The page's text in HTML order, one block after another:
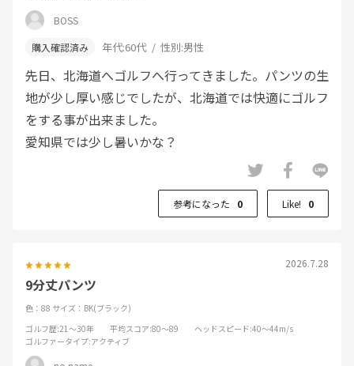
BOSS
年代:60代 性別:男性
先日、北海道へゴルフへ行ってきました。パンツの生
地が少し厚い感じでしたが、北海道では快適にゴルフ
をする事が出来ました。
愛知県では少し暑いかな？
参考になった 0 Like! 0
2026.7.28
9分丈パンツ
色：88 サイズ：BK(ブラック)
ゴルフ歴:21～30年 平均スコア:80～89 ヘッドスピード:40～44m/s
ゴルファータイプ:アクティブ